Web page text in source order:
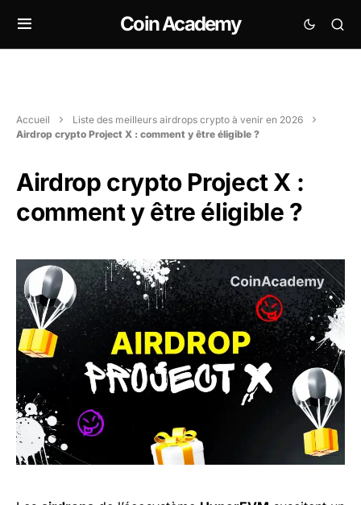
Coin Academy
Accueil
Liste des meilleurs airdrops crypto à venir en 2026
Airdrop crypto Project X : comment y être éligible ?
Airdrop crypto Project X :
comment y être éligible ?